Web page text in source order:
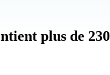
plus de 230